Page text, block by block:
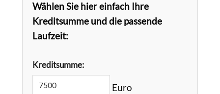
Wählen Sie hier einfach Ihre
Kreditsumme und die passende
Laufzeit:
Kreditsumme:
Euro